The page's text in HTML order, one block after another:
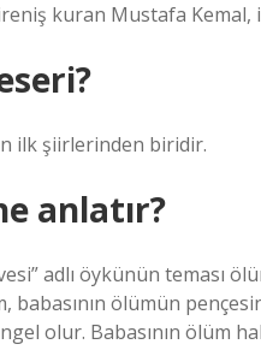
kuran Mustafa
ilk şiirlerinden biridir.
anlatır?
adlı öykünün teması
babasının ölümün
olur. Babasının ölüm